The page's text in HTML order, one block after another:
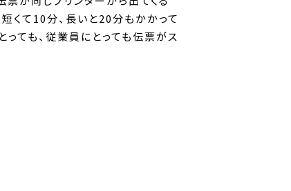
くて10分、長いと20分もかかって
ても、従業員にとっても伝票がス